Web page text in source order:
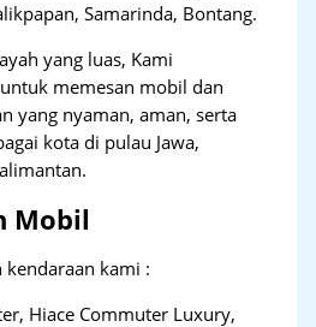
Samarinda, Bontang.
yang luas, Kami
memesan mobil dan
yang nyaman, aman, serta
kota di pulau Jawa,
Mobil
kami :
Hiace Commuter Luxury,